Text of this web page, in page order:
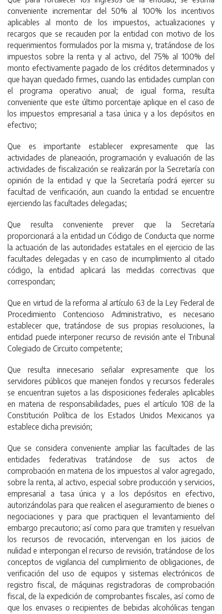
conveniente incrementar del 50% al 100% los incentivos
aplicables al monto de los impuestos, actualizaciones y
recargos que se recauden por la entidad con motivo de los
requerimientos formulados por la misma y, tratándose de los
impuestos sobre la renta y al activo, del 75% al 100% del
monto efectivamente pagado de los créditos determinados y
que hayan quedado firmes, cuando las entidades cumplan con
el programa operativo anual; de igual forma, resulta
conveniente que este último porcentaje aplique en el caso de
los impuestos empresarial a tasa única y a los depósitos en
efectivo;
Que es importante establecer expresamente que las
actividades de planeación, programación y evaluación de las
actividades de fiscalización se realizarán por la Secretaría con
opinión de la entidad y que la Secretaría podrá ejercer su
facultad de verificación, aun cuando la entidad se encuentre
ejerciendo las facultades delegadas;
Que resulta conveniente prever que la Secretaría
proporcionará a la entidad un Código de Conducta que norme
la actuación de las autoridades estatales en el ejercicio de las
facultades delegadas y en caso de incumplimiento al citado
código, la entidad aplicará las medidas correctivas que
correspondan;
Que en virtud de la reforma al artículo 63 de la Ley Federal de
Procedimiento Contencioso Administrativo, es necesario
establecer que, tratándose de sus propias resoluciones, la
entidad puede interponer recurso de revisión ante el Tribunal
Colegiado de Circuito competente;
Que resulta innecesario señalar expresamente que los
servidores públicos que manejen fondos y recursos federales
se encuentran sujetos a las disposiciones federales aplicables
en materia de responsabilidades, pues el artículo 108 de la
Constitución Política de los Estados Unidos Mexicanos ya
establece dicha previsión;
Que se considera conveniente ampliar las facultades de las
entidades federativas tratándose de sus actos de
comprobación en materia de los impuestos al valor agregado,
sobre la renta, al activo, especial sobre producción y servicios,
empresarial a tasa única y a los depósitos en efectivo,
autorizándolas para que realicen el aseguramiento de bienes o
negociaciones y para que practiquen el levantamiento del
embargo precautorio; así como para que tramiten y resuelvan
los recursos de revocación, intervengan en los juicios de
nulidad e interpongan el recurso de revisión, tratándose de los
conceptos de vigilancia del cumplimiento de obligaciones, de
verificación del uso de equipos y sistemas electrónicos de
registro fiscal, de máquinas registradoras de comprobación
fiscal, de la expedición de comprobantes fiscales, así como de
que los envases o recipientes de bebidas alcohólicas tengan